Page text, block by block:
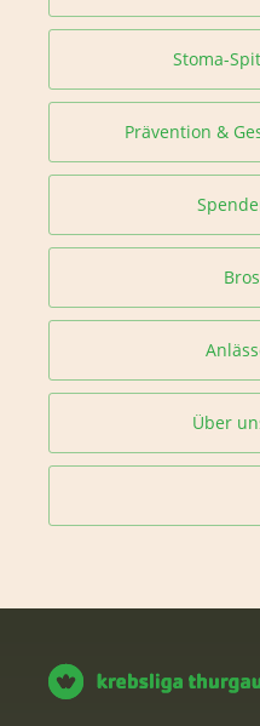
Stoma-
Prävention &
Über